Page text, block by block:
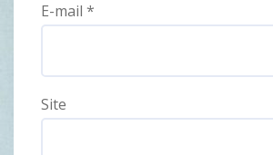
E-mail *
Site